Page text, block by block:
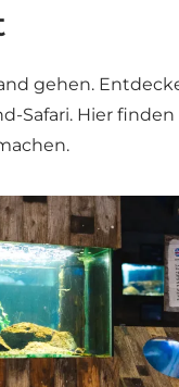
gehen.
Safari. Hier
wundersame Welt